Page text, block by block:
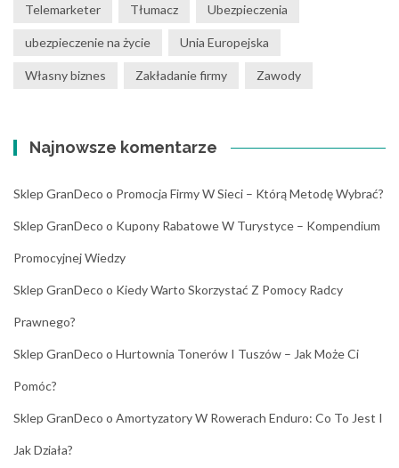
Telemarketer Tłumacz Ubezpieczenia
ubezpieczenie na życie Unia Europejska
Własny biznes Zakładanie firmy Zawody
Najnowsze komentarze
Sklep GranDeco o Promocja Firmy W Sieci – Którą Metodę Wybrać?
Sklep GranDeco o Kupony Rabatowe W Turystyce – Kompendium
Promocyjnej Wiedzy
Sklep GranDeco o Kiedy Warto Skorzystać Z Pomocy Radcy
Prawnego?
Sklep GranDeco o Hurtownia Tonerów I Tuszów – Jak Może Ci
Pomóc?
Sklep GranDeco o Amortyzatory W Rowerach Enduro: Co To Jest I
Jak Działa?